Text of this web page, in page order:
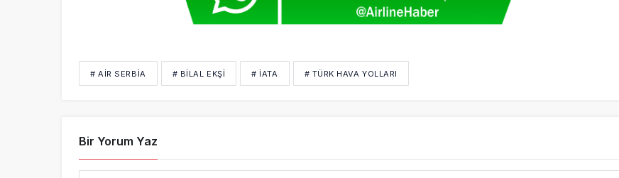
# AIR SERBIA # BİLAL EKŞİ # IATA # TÜRK HAVA YOLLARI
Bir Yorum Yaz